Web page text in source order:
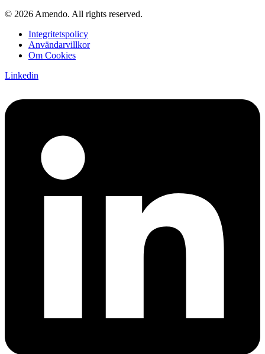
© 2026 Amendo. All rights reserved.
Integritetspolicy
Användarvillkor
Om Cookies
Linkedin